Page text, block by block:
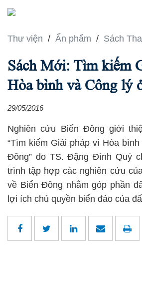
Thư viện / Ấn phẩm / Sách
Sách Mới: Tìm kiếm
Hòa bình và Công lý
29/05/2016
Nghiên cứu Biển Đông giới
“Tìm kiếm Giải pháp vì Hòa
Đông” do TS. Đặng Đình Quý
trình tập hợp các nghiên cứu
về Biển Đông nhằm góp phần
lợi ích chủ quyền biển đảo của